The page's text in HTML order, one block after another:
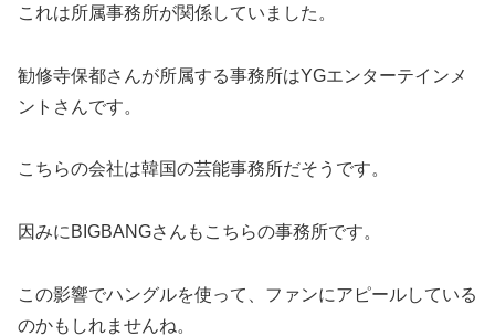
これは所属事務所が関係していました。
勧修寺保都さんが所属する事務所はYGエンターテインメ
ントさんです。
こちらの会社は韓国の芸能事務所だそうです。
因みにBIGBANGさんもこちらの事務所です。
この影響でハングルを使って、ファンにアピールしている
のかもしれませんね。